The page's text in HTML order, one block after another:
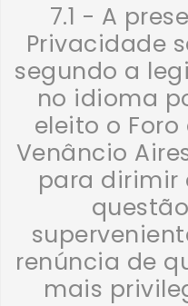
7.1 - A
Privacidade
segundo a
no idioma
eleito o
Venâncio
para dirimir
renúncia de
mais